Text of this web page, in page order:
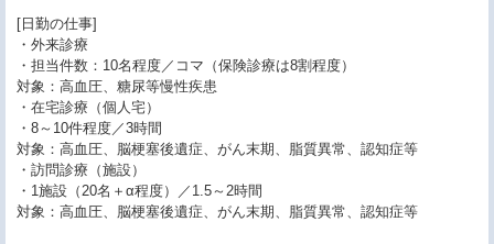
[日勤の仕事]
・外来診療
・担当件数：10名程度／コマ（保険診療は8割程度）
対象：高血圧、糖尿等慢性疾患
・在宅診療（個人宅）
・8～10件程度／3時間
対象：高血圧、脳梗塞後遺症、がん末期、脂質異常、認知症等
・訪問診療（施設）
・1施設（20名＋α程度）／1.5～2時間
対象：高血圧、脳梗塞後遺症、がん末期、脂質異常、認知症等